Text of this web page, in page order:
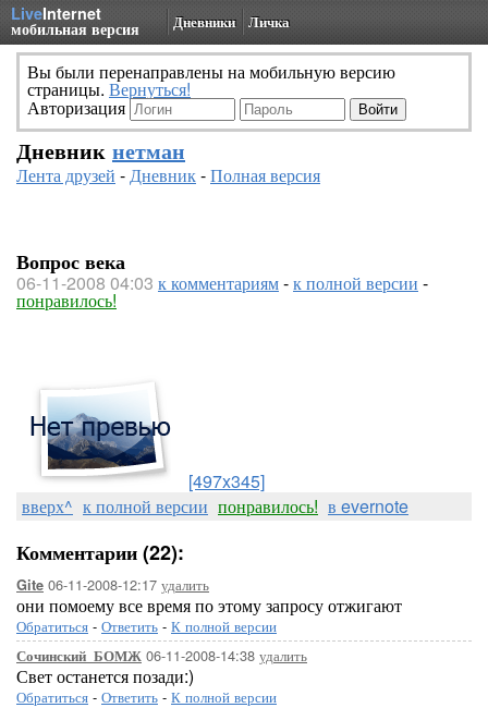
LiveInternet
мобильная версия Дневники Личка
Вы были перенаправлены на мобильную версию
страницы. Вернуться!
Авторизация
Дневник нетман
Лента друзей -Дневник-Полная версия
Вопрос века
06-11-2008 04:03 к комментариям-к полной версии -
понравилось!
[497x345]
вверх^ к полной версии понравилось! в evernote
Комментарии (22):
Gite 06-11-2008-12:17 удалить
они помоему все время по этому запросу отжигают
Обратиться - Ответить - К полной версии
Сочинский_БОМЖ 06-11-2008-14:38 удалить
Свет останется позади:)
Обратиться - Ответить - К полной версии